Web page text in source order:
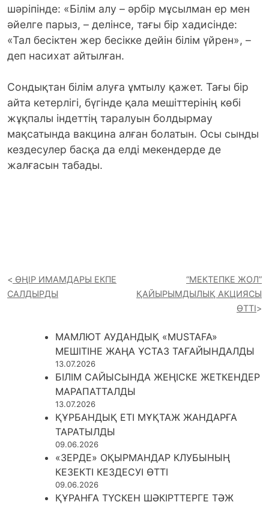
шәріпінде: «Білім алу – әрбір мұсылман ер мен
әйелге парыз, – делінсе, тағы бір хадисінде:
«Тал бесіктен жер бесікке дейін білім үйрен», –
деп насихат айтылған.
Сондықтан білім алуға ұмтылу қажет. Тағы бір
айта кетерлігі, бүгінде қала мешіттерінің көбі
жұқпалы індеттің таралуын болдырмау
мақсатында вакцина алған болатын. Осы сынды
кездесулер басқа да елді мекендерде де
жалғасын табады.
ӨҢІР ИМАМДАРЫ ЕКПЕ
САЛДЫРДЫ
“МЕКТЕПКЕ ЖОЛ”
ҚАЙЫРЫМДЫЛЫҚ АКЦИЯСЫ
ӨТТІ
МАМЛЮТ АУДАНДЫҚ «MUSTAFA»
МЕШІТІНЕ ЖАҢА ҰСТАЗ ТАҒАЙЫНДАЛДЫ
13.07.2026
БІЛІМ САЙЫСЫНДА ЖЕҢІСКЕ ЖЕТКЕНДЕР
МАРАПАТТАЛДЫ
13.07.2026
ҚҰРБАНДЫҚ ЕТІ МҰҚТАЖ ЖАНДАРҒА
ТАРАТЫЛДЫ
09.06.2026
«ЗЕРДЕ» ОҚЫРМАНДАР КЛУБЫНЫҢ
КЕЗЕКТІ КЕЗДЕСУІ ӨТТІ
09.06.2026
ҚҰРАНҒА ТҮСКЕН ШӘКІРТТЕРГЕ ТӘЖ